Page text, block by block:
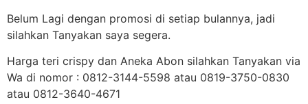
Belum Lagi dengan promosi di setiap bulannya, jadi
silahkan Tanyakan saya segera.
Harga teri crispy dan Aneka Abon silahkan Tanyakan via
Wa di nomor : 0812-3144-5598 atau 0819-3750-0830
atau 0812-3640-4671